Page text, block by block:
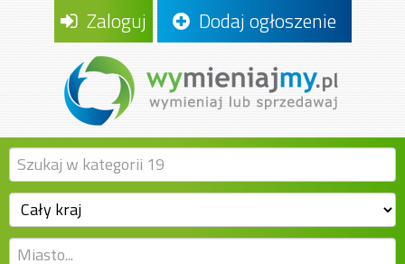
Zaloguj Dodaj ogłoszenie